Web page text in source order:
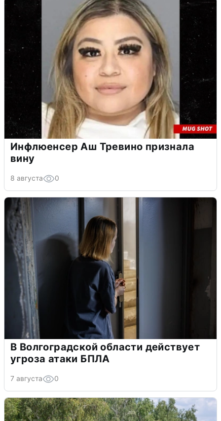
Инфлюенсер Аш Тревино признала
вину
8 августа 0
В Волгоградской области действует
угроза атаки БПЛА
7 августа 0